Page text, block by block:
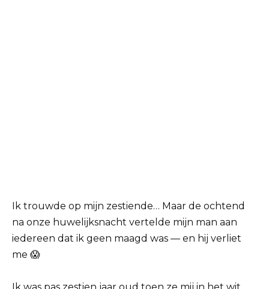
Ik trouwde op mijn zestiende… Maar de ochtend
na onze huwelijksnacht vertelde mijn man aan
iedereen dat ik geen maagd was — en hij verliet
me 😱